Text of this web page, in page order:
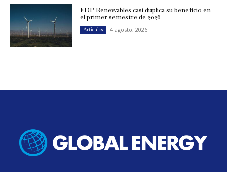
EDP Renewables casi duplica su beneficio en
el primer semestre de 2026
Artículos 4 agosto, 2026